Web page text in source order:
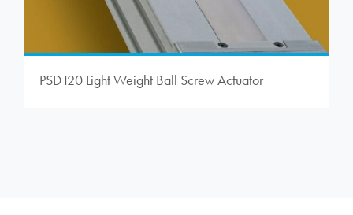
PSD120 Light Weight Ball Screw Actuator